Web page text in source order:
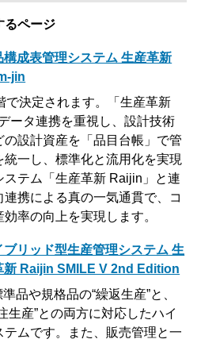
るページ
構成表管理システム 生産革新
jin
で決定されます。「生産革新
ータ連携を重視し、設計技術
設計資産を「品目台帳」で管
一し、標準化と流用化を実現
ステム「生産革新 Raijin」と連
携による真の一気通貫で、コ
率の向上を実現します。
ブリッド型生産管理システム 生
新 Raijin SMILE V 2nd Edition
品や規格品の“繰返生産”と、
生産”との両方に対応したハイ
ムです。また、販売管理と一